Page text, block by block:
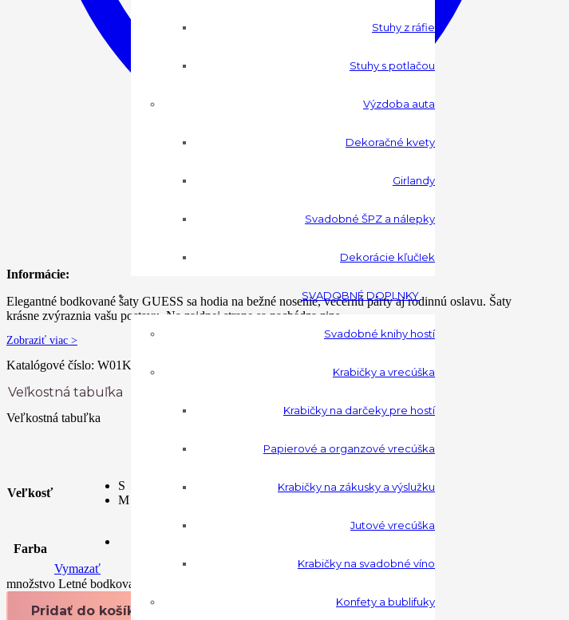
Stuhy z ráfie
Stuhy s potlačou
Výzdoba auta
Dekoračné kvety
Girlandy
Svadobné ŠPZ a nálepky
Dekorácie kľučIek
SVADOBNÉ DOPLNKY
Svadobné knihy hostí
Krabičky a vrecúška
Krabičky na darčeky pre hostí
Papierové a organzové vrecúška
Krabičky na zákusky a výslužku
Jutové vrecúška
Krabičky na svadobné víno
Konfety a bublifuky
Informácie:
Elegantné bodkované šaty GUESS sa hodia na bežné nosenie, večernú párty aj rodinnú oslavu. Šaty
krásne zvýraznia vašu postavu. Na zajdnej strane sa nachádza zips…
Zobraziť viac >
Katalógové číslo: W01K74WCLS0-P44B
Veľkostná tabuľka
Veľkostná tabuľka
Veľkosť
S
M
Farba
Vymazať
množstvo Letné bodkované šaty GUESS
Pridať do košíka